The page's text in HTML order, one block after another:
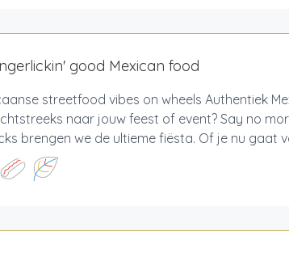
good Mexican food
streetfood vibes on wheels Authentiek
naar jouw feest of event? Say no
brengen we de ultieme fiësta. Of je nu gaat